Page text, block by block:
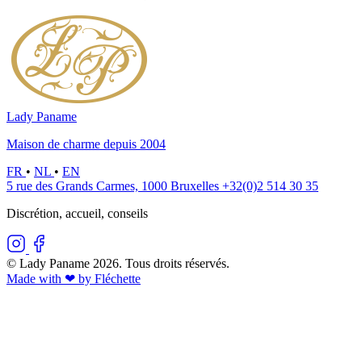
Lady Paname
Maison de charme depuis 2004
FR • NL • EN
5 rue des Grands Carmes, 1000 Bruxelles +32(0)2 514 30 35
Discrétion, accueil, conseils
© Lady Paname 2026. Tous droits réservés.
Made with ❤︎ by Fléchette